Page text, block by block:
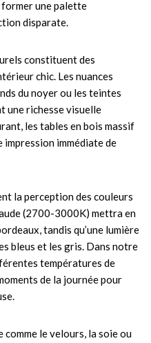
une palette
disparate.
constituent des
chic. Les nuances
du noyer ou les teintes
une richesse visuelle
les tables en bois massif
immédiate de
la perception des couleurs
(2700-3000K) mettra en
tandis qu’une lumière
bleus et les gris. Dans notre
températures de
de la journée pour
le velours, la soie ou